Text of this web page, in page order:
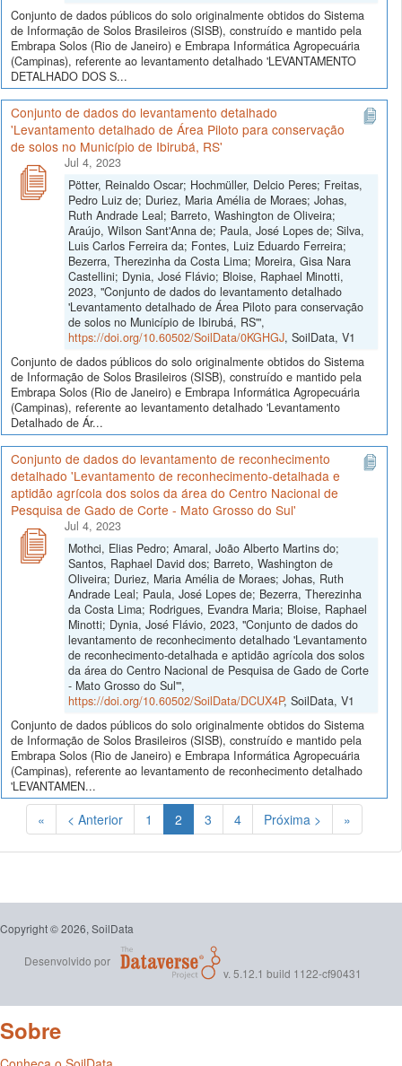
Conjunto de dados públicos do solo originalmente obtidos do Sistema
de Informação de Solos Brasileiros (SISB), construído e mantido pela
Embrapa Solos (Rio de Janeiro) e Embrapa Informática Agropecuária
(Campinas), referente ao levantamento detalhado 'LEVANTAMENTO
DETALHADO DOS S...
Conjunto de dados do levantamento detalhado
'Levantamento detalhado de Área Piloto para conservação
de solos no Município de Ibirubá, RS'
Jul 4, 2023
Pötter, Reinaldo Oscar; Hochmüller, Delcio Peres; Freitas,
Pedro Luiz de; Duriez, Maria Amélia de Moraes; Johas,
Ruth Andrade Leal; Barreto, Washington de Oliveira;
Araújo, Wilson Sant'Anna de; Paula, José Lopes de; Silva,
Luis Carlos Ferreira da; Fontes, Luiz Eduardo Ferreira;
Bezerra, Therezinha da Costa Lima; Moreira, Gisa Nara
Castellini; Dynia, José Flávio; Bloise, Raphael Minotti,
2023, "Conjunto de dados do levantamento detalhado
'Levantamento detalhado de Área Piloto para conservação
de solos no Município de Ibirubá, RS'",
https://doi.org/10.60502/SoilData/0KGHGJ, SoilData, V1
Conjunto de dados públicos do solo originalmente obtidos do Sistema
de Informação de Solos Brasileiros (SISB), construído e mantido pela
Embrapa Solos (Rio de Janeiro) e Embrapa Informática Agropecuária
(Campinas), referente ao levantamento detalhado 'Levantamento
Detalhado de Ár...
Conjunto de dados do levantamento de reconhecimento
detalhado 'Levantamento de reconhecimento-detalhada e
aptidão agrícola dos solos da área do Centro Nacional de
Pesquisa de Gado de Corte - Mato Grosso do Sul'
Jul 4, 2023
Mothci, Elias Pedro; Amaral, João Alberto Martins do;
Santos, Raphael David dos; Barreto, Washington de
Oliveira; Duriez, Maria Amélia de Moraes; Johas, Ruth
Andrade Leal; Paula, José Lopes de; Bezerra, Therezinha
da Costa Lima; Rodrigues, Evandra Maria; Bloise, Raphael
Minotti; Dynia, José Flávio, 2023, "Conjunto de dados do
levantamento de reconhecimento detalhado 'Levantamento
de reconhecimento-detalhada e aptidão agrícola dos solos
da área do Centro Nacional de Pesquisa de Gado de Corte
- Mato Grosso do Sul'",
https://doi.org/10.60502/SoilData/DCUX4P, SoilData, V1
Conjunto de dados públicos do solo originalmente obtidos do Sistema
de Informação de Solos Brasileiros (SISB), construído e mantido pela
Embrapa Solos (Rio de Janeiro) e Embrapa Informática Agropecuária
(Campinas), referente ao levantamento de reconhecimento detalhado
'LEVANTAMEN...
« < Anterior 1 2 (Atual)
3 4 Próxima > »
Copyright © 2026, SoilData
Desenvolvido por
v. 5.12.1 build 1122-cf90431
Sobre